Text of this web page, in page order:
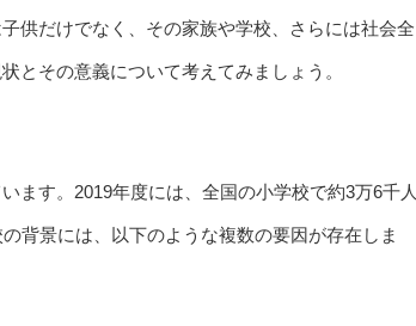
供だけでなく、その家族や学校、さらには社会全
とその意義について考えてみましょう。
ます。2019年度には、全国の小学校で約3万6千人
背景には、以下のような複数の要因が存在しま